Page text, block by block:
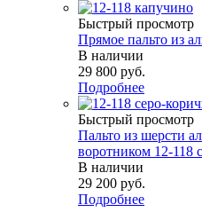
Быстрый просмотр
Прямое пальто из
В наличии
29 800 руб.
Подробнее
Быстрый просмотр
Пальто из шерсти
воротником 12-118
В наличии
29 200 руб.
Подробнее